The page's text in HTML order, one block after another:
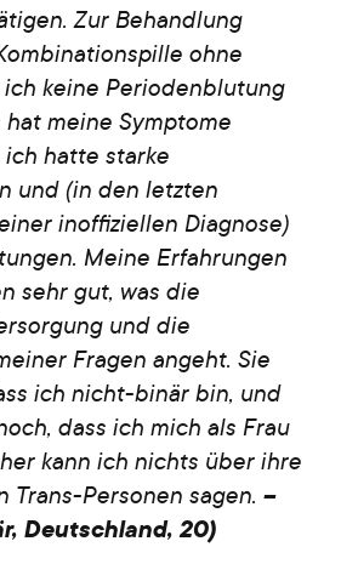
Zur Behandlung
ohne
ich keine Periodenblutung
hat meine Symptome
hatte starke
und (in den letzten
inoffiziellen Diagnose)
Meine Erfahrungen
sehr gut, was die
und die
Fragen angeht. Sie
ich nicht-binär bin, und
dass ich mich als Frau
kann ich nichts über ihre
Trans-Personen sagen. –
Deutschland, 20)